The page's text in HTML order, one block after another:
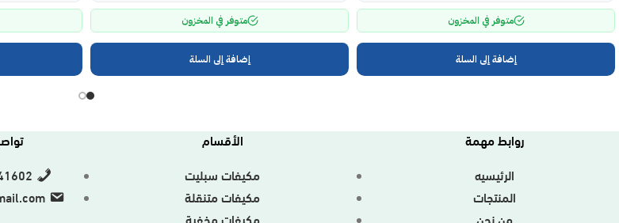
متوفر في المخزون
إضافة إلى السلة
متوفر في المخزون
إضافة إلى السلة
روابط مهمة
الرئيسيه
المنتجات
من نحن
الأقسام
مكيفات سبليت
مكيفات متنقلة
مكيفات مخفية